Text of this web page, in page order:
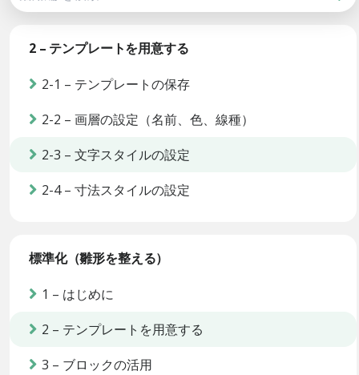
2 – テンプレートを用意する
2-1 – テンプレートの保存
2-2 – 画層の設定（名前、色、線種）
2-3 – 文字スタイルの設定
2-4 – 寸法スタイルの設定
標準化（雛形を整える）
1 – はじめに
2 – テンプレートを用意する
3 – ブロックの活用